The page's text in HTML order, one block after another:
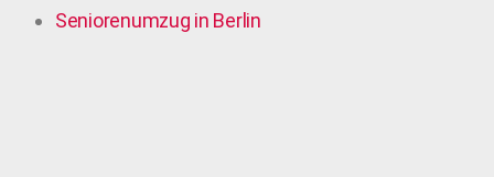
Seniorenumzug in Berlin